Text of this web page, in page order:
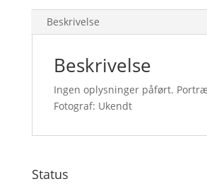
Beskrivelse
Beskrivelse
Ingen oplysninger påført.
Fotograf: Ukendt
Status